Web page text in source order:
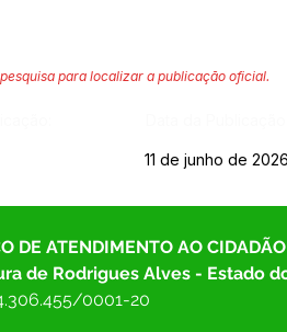
para localizar a publicação oficial.
11 de junho de 2026
DE ATENDIMENTO AO
de Rodrigues Alves - Estado
0001-20